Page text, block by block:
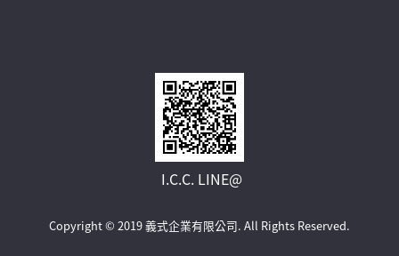
I.C.C. LINE@
Copyright © 2019 義式企業有限公司. All Rights Reserved.